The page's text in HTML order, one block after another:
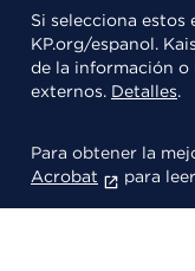
Si selecciona estos
KP.org/espanol.
de la información o
externos. Detalles.
Para obtener la
Acrobat
para